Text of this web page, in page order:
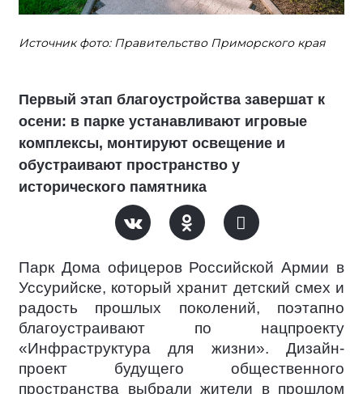
Источник фото: Правительство Приморского края
Первый этап благоустройства завершат к
осени: в парке устанавливают игровые
комплексы, монтируют освещение и
обустраивают пространство у
исторического памятника
Парк Дома офицеров Российской Армии в
Уссурийске, который хранит детский смех и
радость прошлых поколений, поэтапно
благоустраивают по нацпроекту
«Инфраструктура для жизни». Дизайн-
проект будущего общественного
пространства выбрали жители в прошлом